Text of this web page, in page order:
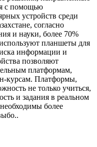
с помощью
устройств среди
согласно
и науки, более 70%
планшеты для
информации и
позволяют
платформам,
курсам. Платформы,
не только учиться,
и задания в реальном
более